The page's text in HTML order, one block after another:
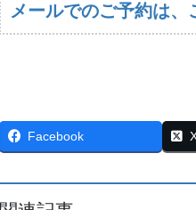
メールでのご予約は、
Facebook